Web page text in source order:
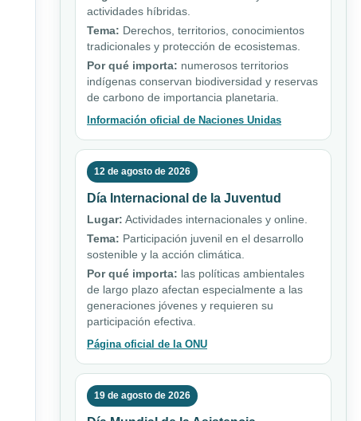
actividades híbridas.
Tema: Derechos, territorios, conocimientos
tradicionales y protección de ecosistemas.
Por qué importa: numerosos territorios
indígenas conservan biodiversidad y reservas
de carbono de importancia planetaria.
Información oficial de Naciones Unidas
12 de agosto de 2026
Día Internacional de la Juventud
Lugar: Actividades internacionales y online.
Tema: Participación juvenil en el desarrollo
sostenible y la acción climática.
Por qué importa: las políticas ambientales
de largo plazo afectan especialmente a las
generaciones jóvenes y requieren su
participación efectiva.
Página oficial de la ONU
19 de agosto de 2026